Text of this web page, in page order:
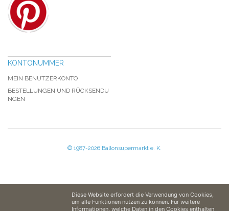
KONTONUMMER
MEIN BENUTZERKONTO
BESTELLUNGEN UND RÜCKSENDU
NGEN
© 1987-2026 Ballonsupermarkt e. K.
Diese Website erfordert die Verwendung von Cookies,
um alle Funktionen nutzen zu können. Für weitere
Informationen, welche Daten in den Cookies enthalten